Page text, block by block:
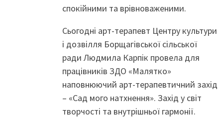
спокійними та врівноваженими.
Сьогодні арт-терапевт Центру культури
і дозвілля Борщагівської сільської
ради Людмила Карпік провела для
працівників ЗДО «Малятко»
наповнюючий арт-терапевтичний захід
– «Сад мого натхнення». Захід у світ
творчості та внутрішньої гармонії.